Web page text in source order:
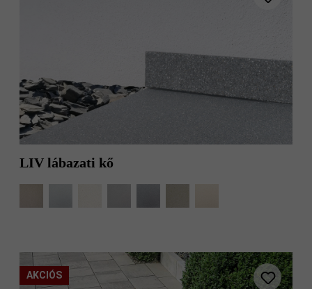
LIV lábazati kő
AKCIÓS